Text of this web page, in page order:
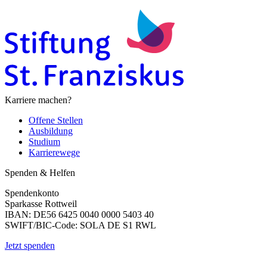
Karriere machen?
Offene Stellen
Ausbildung
Studium
Karrierewege
Spenden & Helfen
Spendenkonto
Sparkasse Rottweil
IBAN: DE56 6425 0040 0000 5403 40
SWIFT/BIC-Code: SOLA DE S1 RWL
Jetzt spenden